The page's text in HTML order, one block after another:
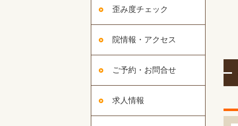
歪み度チェック
院情報・アクセス
ご予約・お問合せ
求人情報